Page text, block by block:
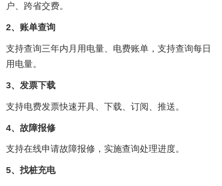
户、跨省交费。
2、账单查询
支持查询三年内月用电量、电费账单，支持查询每日
用电量。
3、发票下载
支持电费发票快速开具、下载、订阅、推送。
4、故障报修
支持在线申请故障报修，实施查询处理进度。
5、找桩充电